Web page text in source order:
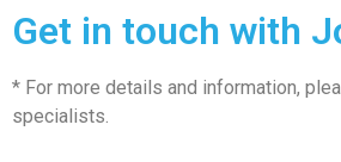
Get in touch with
* For more details and information,
specialists.